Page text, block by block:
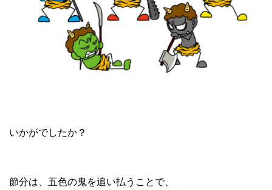
いかがでしたか？
節分は、五色の鬼を追い払うことで、